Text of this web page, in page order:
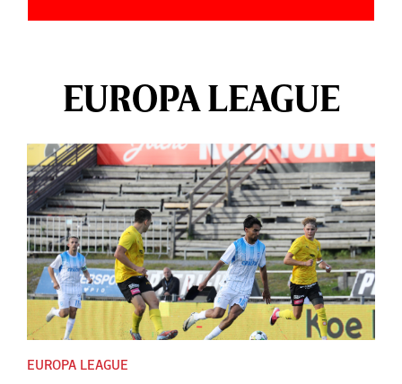
EUROPA LEAGUE
EUROPA LEAGUE